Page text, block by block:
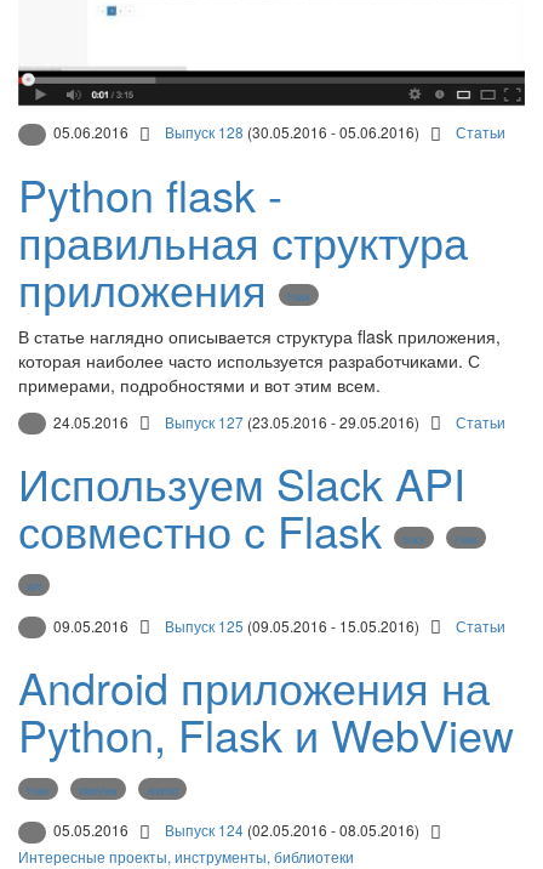
05.06.2016 Выпуск 128 (30.05.2016 - 05.06.2016) Статьи
Python flask -
правильная структура
приложения Flask
В статье наглядно описывается структура flask приложения,
которая наиболее часто используется разработчиками. С
примерами, подробностями и вот этим всем.
24.05.2016 Выпуск 127 (23.05.2016 - 29.05.2016) Статьи
Используем Slack API
совместно с Flask Slack Flask
API
09.05.2016 Выпуск 125 (09.05.2016 - 15.05.2016) Статьи
Android приложения на
Python, Flask и WebView
Flask WebView Android
05.05.2016 Выпуск 124 (02.05.2016 - 08.05.2016)
Интересные проекты, инструменты, библиотеки